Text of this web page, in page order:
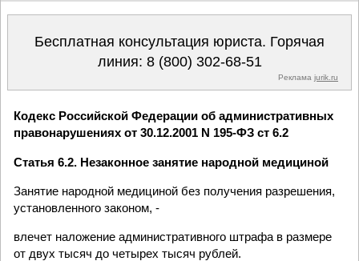
Бесплатная консультация юриста. Горячая
линия: 8 (800) 302-68-51
Реклама jurik.ru
Кодекс Российской Федерации об административных
правонарушениях от 30.12.2001 N 195-ФЗ ст 6.2
Статья 6.2. Незаконное занятие народной медициной
Занятие народной медициной без получения разрешения,
установленного законом, -
влечет наложение административного штрафа в размере
от двух тысяч до четырех тысяч рублей.